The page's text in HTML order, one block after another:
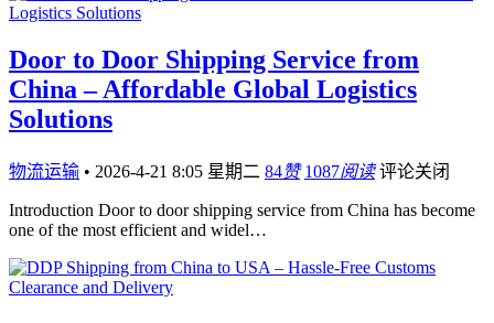
Door to Door Shipping Service from
China – Affordable Global Logistics
Solutions
物流运输 • 2026-4-21 8:05 星期二 84赞 1087阅读 评论关闭
Introduction Door to door shipping service from China has become
one of the most efficient and widel…